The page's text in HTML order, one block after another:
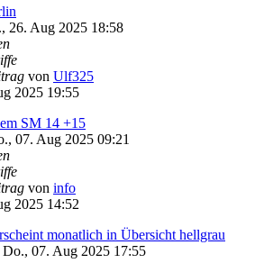
26. Aug 2025 18:58
von Ulf325
2025 19:55
SM 14 +15
07. Aug 2025 09:21
von info
2025 14:52
monatlich in Übersicht hellgrau
Do., 07. Aug 2025 17:55